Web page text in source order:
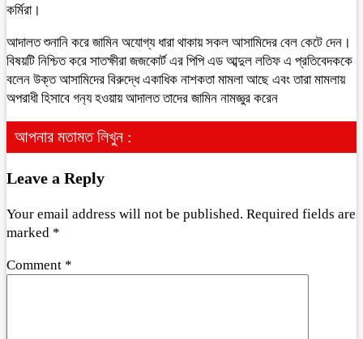
কর্মিরা।
আদালত শুনানি করে জামিন অযোগ্য ধারা থাকায় সকল আসামিদের বেল কেটে দেন।
বিষয়টি নিশ্চিত করে সাতক্ষীরা জজকোর্ট এর পিপি এড আব্দুল লতিফ এ প্রতিবেদককে
বলেন উক্ত আসামিদের বিরুদ্ধে একাধিক নাশকতা মামলা আছে এবং তারা মামলায়
অপরাধী হিসাবে গন‍্য হওয়ায় আদালত তাদের জামিন নামজ্ঞুর করেন
আপনার মতামত লিখুন :
Leave a Reply
Your email address will not be published. Required fields are
marked *
Comment *